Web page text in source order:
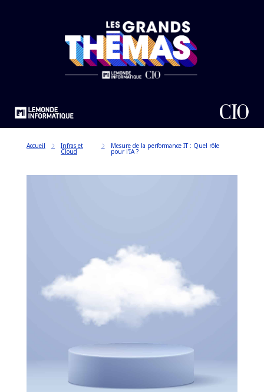
Accueil Infras et
Cloud
Mesure de la performance IT : Quel rôle
pour l’IA ?